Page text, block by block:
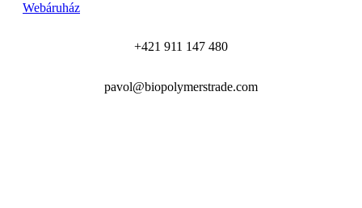
Webáruház
+421 911 147 480
pavol@biopolymerstrade.com